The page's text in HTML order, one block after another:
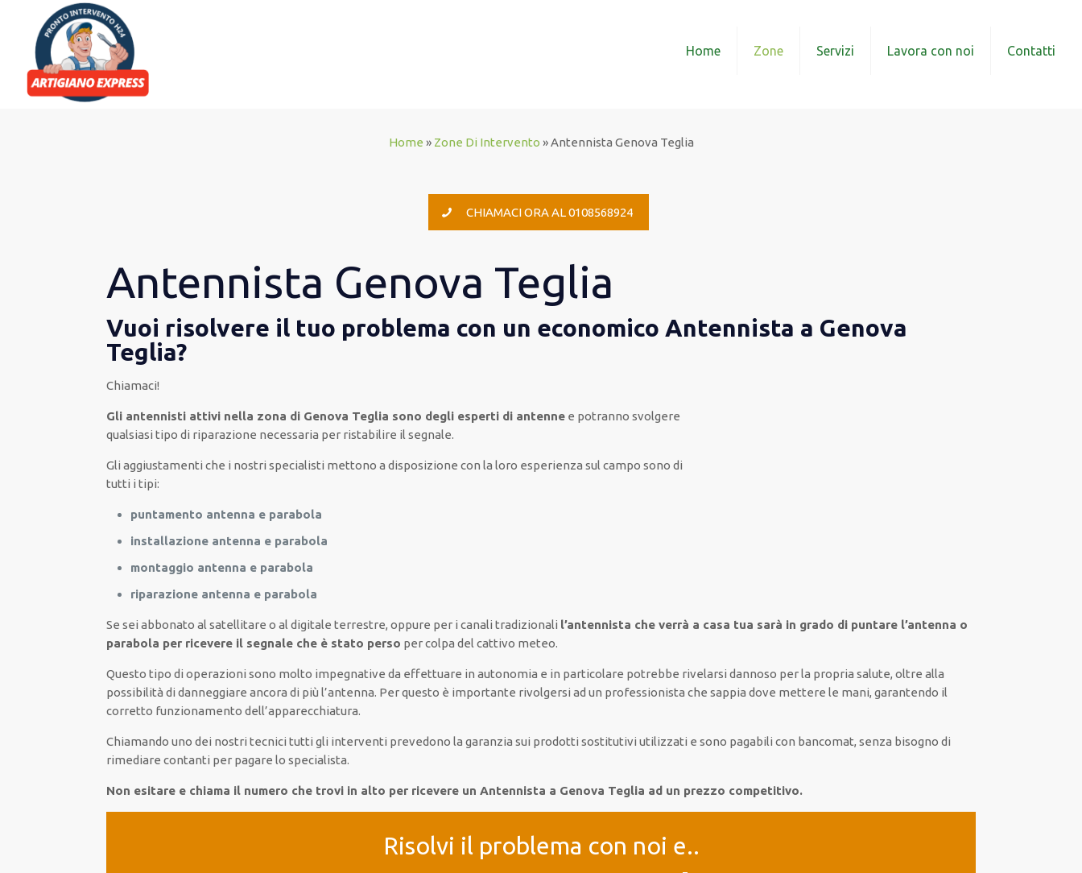
Home Zone Servizi Lavora con noi Contatti
Home » Zone Di Intervento »Antennista Genova Teglia
CHIAMACI ORA AL 0108568924
Antennista Genova Teglia
Vuoi risolvere il tuo problema con un economico Antennista a Genova
Teglia?
Chiamaci!
Gli antennisti attivi nella zona di Genova Teglia sono degli esperti di antenne e potrannosvolgere
qualsiasi tipo di riparazione necessaria per ristabilire il segnale.
Gli aggiustamenti che i nostrispecialisti mettono a disposizione con la loro esperienza sul campo sono di
tutti i tipi:
puntamento antenna e parabola
installazione antenna e parabola
montaggio antenna e parabola
riparazione antenna e parabola
Se sei abbonato al satellitare o al digitale terrestre, oppure per i canalitradizionali l’antennista che verrà a casa tua sarà in grado di puntare l’antenna o
parabola per ricevere il segnale che è stato perso per colpa del cattivo meteo.
Questo tipo dioperazioni sono molto impegnative da effettuare in autonomia e in particolare potrebbe rivelarsi dannoso per la propriasalute, oltre alla
possibilità didanneggiare ancora di più l’antenna. Per questo è importante rivolgersi ad un professionista che sappiadove mettere le mani, garantendo il
corretto funzionamento dell’apparecchiatura.
Chiamando uno dei nostritecnici tutti gli interventi prevedono la garanzia sui prodotti sostitutivi utilizzati e sono pagabili con bancomat, senza bisogno di
rimediare contanti per pagare lo specialista.
Non esitare e chiama il numero che trovi in alto per ricevere un Antennista a Genova Teglia ad un prezzo competitivo.
Risolvi il problema con noi e..